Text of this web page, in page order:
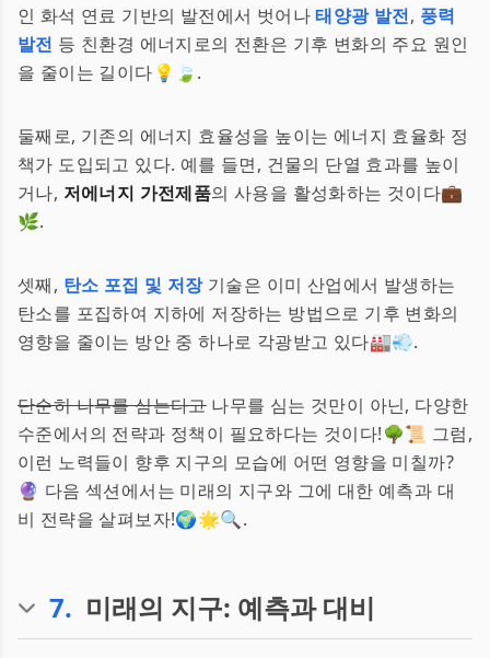
인 화석 연료 기반의 발전에서 벗어나태양광 발전, 풍력
발전 등 친환경 에너지로의 전환은 기후 변화의 주요 원인
을 줄이는 길이다💡🍃.
둘째로, 기존의 에너지 효율성을 높이는 에너지 효율화 정
책가 도입되고 있다. 예를 들면, 건물의 단열 효과를 높이
거나, 저에너지 가전제품의 사용을 활성화하는 것이다💼
🌿.
셋째, 탄소 포집 및 저장기술은 이미 산업에서 발생하는
탄소를 포집하여 지하에 저장하는 방법으로 기후 변화의
영향을 줄이는 방안 중 하나로 각광받고 있다🏭💨.
단순히 나무를 심는다고나무를 심는 것만이 아닌, 다양한
수준에서의 전략과 정책이 필요하다는 것이다!🌳📜 그럼,
이런 노력들이 향후 지구의 모습에 어떤 영향을 미칠까?
🔮 다음 섹션에서는 미래의 지구와 그에 대한 예측과 대
비 전략을 살펴보자!🌍🌟🔍.
7. 미래의 지구: 예측과 대비